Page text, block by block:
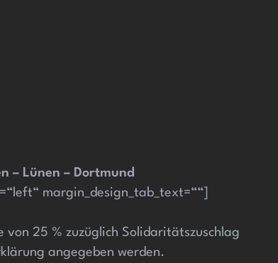
– Lünen – Dortmund
margin_design_tab_text=““]
25 % zuzüglich Solidaritätszuschlag
angegeben werden.